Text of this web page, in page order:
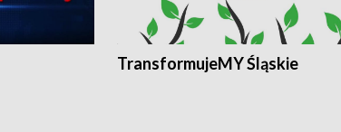
TransformujeMY Śląskie